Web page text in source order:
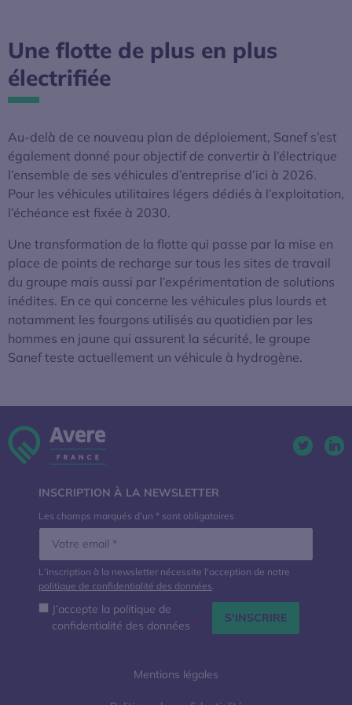
Une flotte de plus en plus
électrifiée
Au-delà de ce nouveau plan de déploiement, Sanef s’est
également donné pour objectif de convertir à l’électrique
l’ensemble de ses véhicules d’entreprise d’ici à 2026.
Pour les véhicules utilitaires légers dédiés à l’exploitation,
l’échéance est fixée à 2030.
Une transformation de la flotte qui passe par la mise en
place de points de recharge sur tous les sites de travail
du groupe mais aussi par l’expérimentation de solutions
inédites. En ce qui concerne les véhicules plus lourds et
notamment les fourgons utilisés au quotidien par les
hommes en jaune qui assurent la sécurité, le groupe
Sanef teste actuellement un véhicule à hydrogène.
Mentions légales
INSCRIPTION À LA NEWSLETTER
Les champs marqués d’un * sont obligatoires
L'inscription à la newsletter nécessite l'acception de notre
politique de confidentialité des données.
J’accepte la politique de
confidentialité des données *